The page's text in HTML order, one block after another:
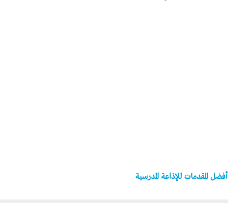
أفضل المقدمات للإذاعة المدرسية